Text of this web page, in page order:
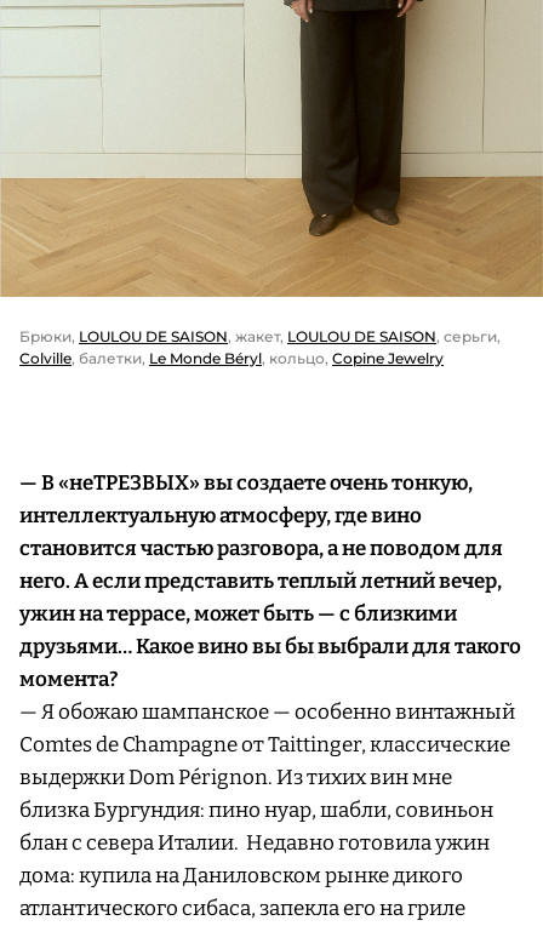
Брюки, LOULOU DE SAISON, жакет, LOULOU DE SAISON, серьги,
Colville, балетки, Le Monde Béryl, кольцо, Copine Jewelry
— В «неТРЕЗВЫХ» вы создаете очень тонкую,
интеллектуальную атмосферу, где вино
становится частью разговора, а не поводом для
него. А если представить теплый летний вечер,
ужин на террасе, может быть — с близкими
друзьями… Какое вино вы бы выбрали для такого
момента?
— Я обожаю шампанское — особенно винтажный
Comtes de Champagne от Taittinger, классические
выдержки Dom Pérignon. Из тихих вин мне
близка Бургундия: пино нуар, шабли, совиньон
блан с севера Италии. Недавно готовила ужин
дома: купила на Даниловском рынке дикого
атлантического сибаса, запекла его на гриле